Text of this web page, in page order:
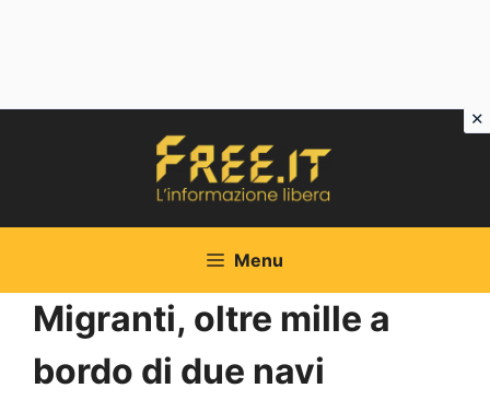
Menu
Migranti, oltre mille a
bordo di due navi